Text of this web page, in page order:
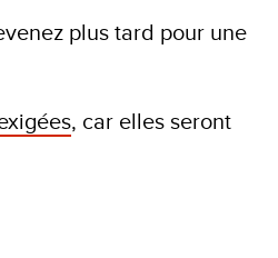
plus tard pour une
, car elles seront